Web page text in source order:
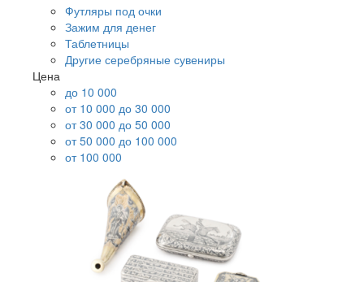
Футляры под очки
Зажим для денег
Таблетницы
Другие серебряные сувениры
Цена
до 10 000
от 10 000 до 30 000
от 30 000 до 50 000
от 50 000 до 100 000
от 100 000